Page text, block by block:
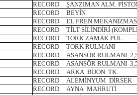
RECORD
ŞANZIMAN ALM.
RECORD
BEYİN
RECORD
EL FREN
RECORD
TİLT SİLİNDİRİ
RECORD
TORK ZAMAK PUL
RECORD
TORK RULMANI
RECORD
ASANSÖR RULMANI
RECORD
ASANSÖR RULMANI
RECORD
ARKA BİJON TK.
RECORD
ALEMİNYUM DİRSEK
RECORD
AYNA MAHRUTİ